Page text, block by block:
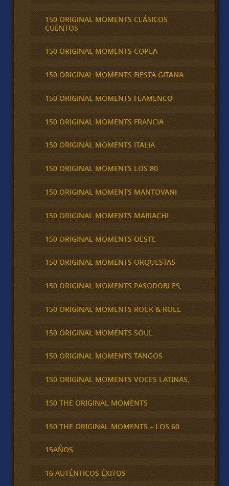
150 ORIGINAL MOMENTS CLÁSICOS
CUENTOS
150 ORIGINAL MOMENTS COPLA
150 ORIGINAL MOMENTS FIESTA GITANA
150 ORIGINAL MOMENTS FLAMENCO
150 ORIGINAL MOMENTS FRANCIA
150 ORIGINAL MOMENTS ITALIA
150 ORIGINAL MOMENTS LOS 80
150 ORIGINAL MOMENTS MANTOVANI
150 ORIGINAL MOMENTS MARIACHI
150 ORIGINAL MOMENTS OESTE
150 ORIGINAL MOMENTS ORQUESTAS
150 ORIGINAL MOMENTS PASODOBLES,
150 ORIGINAL MOMENTS ROCK & ROLL
150 ORIGINAL MOMENTS SOUL
150 ORIGINAL MOMENTS TANGOS
150 ORIGINAL MOMENTS VOCES LATINAS,
150 THE ORIGINAL MOMENTS
150 THE ORIGINAL MOMENTS – LOS 60
15AÑOS
16 AUTÉNTICOS ÉXITOS